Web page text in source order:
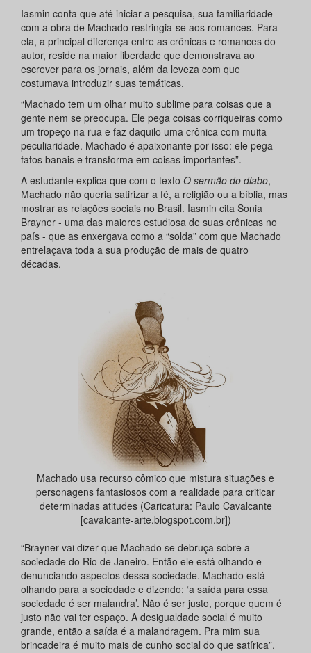
Iasmin conta que até iniciar a pesquisa, sua familiaridade
com a obra de Machado restringia-se aos romances. Para
ela, a principal diferença entre as crônicas e romances do
autor, reside na maior liberdade que demonstrava ao
escrever para os jornais, além da leveza com que
costumava introduzir suas temáticas.
“Machado tem um olhar muito sublime para coisas que a
gente nem se preocupa. Ele pega coisas corriqueiras como
um tropeço na rua e faz daquilo uma crônica com muita
peculiaridade. Machado é apaixonante por isso: ele pega
fatos banais e transforma em coisas importantes”.
A estudante explica que com o texto O sermão do diabo,
Machado não queria satirizar a fé, a religião ou a bíblia, mas
mostrar as relações sociais no Brasil. Iasmin cita Sonia
Brayner - uma das maiores estudiosa de suas crônicas no
país - que as enxergava como a “solda” com que Machado
entrelaçava toda a sua produção de mais de quatro
décadas.
Machado usa recurso cômico que mistura situações e
personagens fantasiosos com a realidade para criticar
determinadas atitudes (Caricatura: Paulo Cavalcante
[cavalcante-arte.blogspot.com.br])
“Brayner vai dizer que Machado se debruça sobre a
sociedade do Rio de Janeiro. Então ele está olhando e
denunciando aspectos dessa sociedade. Machado está
olhando para a sociedade e dizendo: ‘a saída para essa
sociedade é ser malandra’. Não é ser justo, porque quem é
justo não vai ter espaço. A desigualdade social é muito
grande, então a saída é a malandragem. Pra mim sua
brincadeira é muito mais de cunho social do que satírica”.